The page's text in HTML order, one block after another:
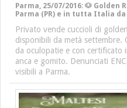
Parma, 25/07/2016: 🐶
Parma (PR) e in tutta Italia
Privato vende cuccioli di
disponibili da metà
da oculopatie e con certificato
anca e gomito. Denunciati
visibili a Parma.